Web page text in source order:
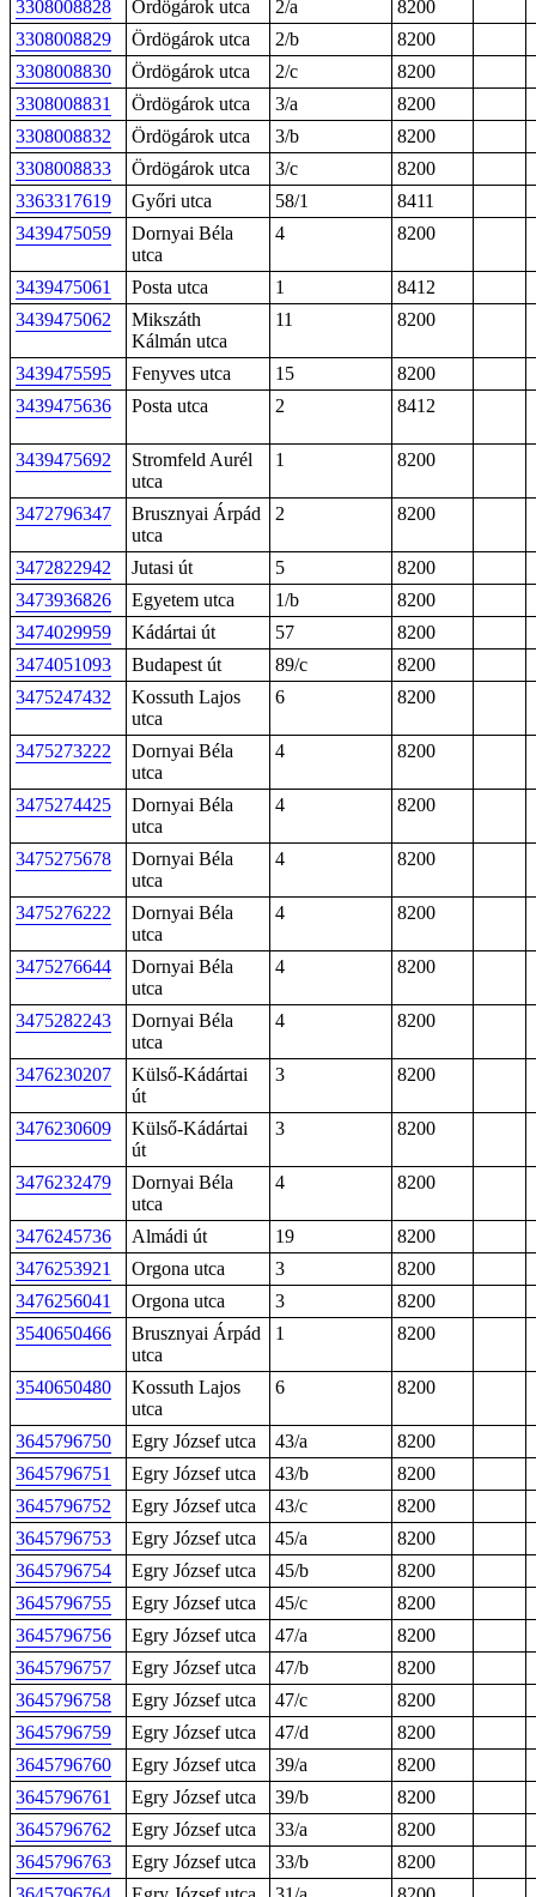
3308008828
Ördögárok utca 2/a
8200
3308008829
Ördögárok utca 2/b
8200
3308008830
Ördögárok utca 2/c
8200
3308008831
Ördögárok utca 3/a
8200
3308008832
Ördögárok utca 3/b
8200
3308008833
Ördögárok utca 3/c
8200
3363317619
Győri utca 58/1
8411
3439475059
Dornyai Béla
utca
4 8200
3439475061 Posta utca 1
8412
3439475062
Mikszáth
Kálmán utca
11 8200
3439475595 Fenyves utca 15
8200
3439475636
Posta utca 2 8412
3439475692
Stromfeld Aurél
utca
1 8200
3472796347
Brusznyai Árpád
utca
2 8200
3472822942 Jutasi út 5
8200
3473936826
Egyetem utca 1/b
8200
3474029959
Kádártai út 57
8200
3474051093
Budapest út 89/c
8200
3475247432
Kossuth Lajos
utca
6 8200
3475273222
Dornyai Béla
utca
4 8200
3475274425
Dornyai Béla
utca
4 8200
3475275678
Dornyai Béla
utca
4 8200
3475276222
Dornyai Béla
utca
4 8200
3475276644
Dornyai Béla
utca
4 8200
3475282243
Dornyai Béla
utca
4 8200
3476230207
Külső-Kádártai
út
3 8200
3476230609
Külső-Kádártai
út
3 8200
3476232479
Dornyai Béla
utca
4 8200
3476245736 Almádi út 19
8200
3476253921
Orgona utca 3
8200
3476256041
Orgona utca 3
8200
3540650466
Brusznyai Árpád
utca
1 8200
3540650480
Kossuth Lajos
utca
6 8200
3645796750 Egry József utca 43/a
8200
3645796751
Egry József utca 43/b
8200
3645796752
Egry József utca 43/c
8200
3645796753
Egry József utca 45/a
8200
3645796754
Egry József utca 45/b
8200
3645796755
Egry József utca 45/c
8200
3645796756
Egry József utca 47/a
8200
3645796757
Egry József utca 47/b
8200
3645796758
Egry József utca 47/c
8200
3645796759
Egry József utca 47/d
8200
3645796760
Egry József utca 39/a
8200
3645796761
Egry József utca 39/b
8200
3645796762
Egry József utca 33/a
8200
3645796763
Egry József utca 33/b
8200